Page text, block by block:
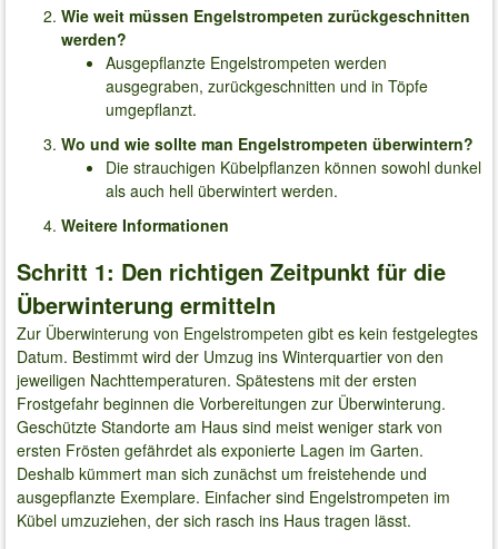
Wie weit müssen Engelstrompeten zurückgeschnitten
werden?
Ausgepflanzte Engelstrompeten werden
ausgegraben, zurückgeschnitten und in Töpfe
umgepflanzt.
Wo und wie sollte man Engelstrompeten überwintern?
Die strauchigen Kübelpflanzen können sowohl dunkel
als auch hell überwintert werden.
Weitere Informationen
Schritt 1: Den richtigen Zeitpunkt für die
Überwinterung ermitteln
Zur Überwinterung von Engelstrompeten gibt es kein festgelegtes
Datum. Bestimmt wird der Umzug ins Winterquartier von den
jeweiligen Nachttemperaturen. Spätestens mit der ersten
Frostgefahr beginnen die Vorbereitungen zur Überwinterung.
Geschützte Standorte am Haus sind meist weniger stark von
ersten Frösten gefährdet als exponierte Lagen im Garten.
Deshalb kümmert man sich zunächst um freistehende und
ausgepflanzte Exemplare. Einfacher sind Engelstrompeten im
Kübel umzuziehen, der sich rasch ins Haus tragen lässt.